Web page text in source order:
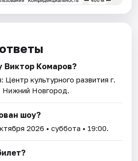
Виктор Комаров?
Центр культурного развития г.
Нижний Новгород.
шоу?
2026 • суббота • 19:00.